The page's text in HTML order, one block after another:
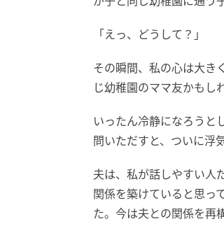
「えっ、どうして？」
その瞬間、私の心は大き
じ幼稚園のママ友かもし
いったん冷静になろうと
問いただすと、ついに浮
夫は、私が話しやすい人
関係を築けていると思っ
た。今は夫との関係を再